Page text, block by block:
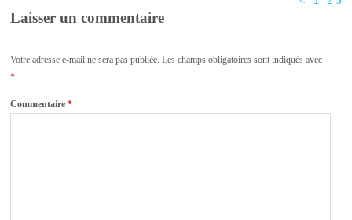
Laisser un commentaire
Votre adresse e-mail ne sera pas publiée. Les champs obligatoires sont indiqués avec
*
Commentaire*